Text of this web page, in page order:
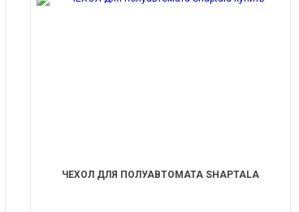
ЧЕХОЛ ДЛЯ ПОЛУАВТОМАТА SHAPTALA